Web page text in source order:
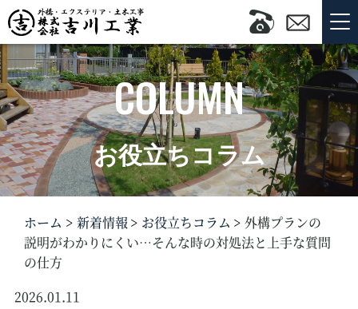
COLUMN
お役立ちコラム
ホーム 新着情報 お役立ちコラム
外構プランの
説明がわかりにくい…そんな時の対処法と上手な質問
の仕方
2026.01.11